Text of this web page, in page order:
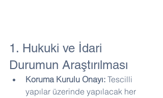
1. Hukuki ve İdari
Durumun Araştırılması
Koruma Kurulu Onayı: Tescilli
yapılar üzerinde yapılacak her